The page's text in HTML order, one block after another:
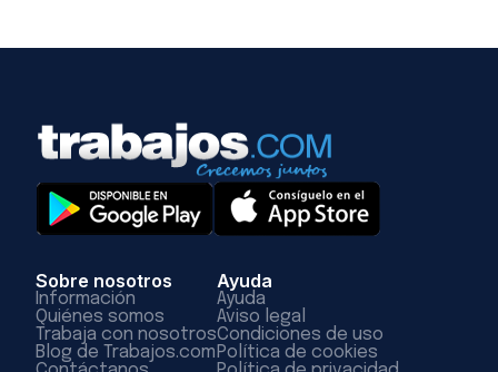
Sobre nosotros
Información
Quiénes somos
Trabaja con nosotros
Blog de Trabajos.com
Ayuda
Ayuda
Aviso legal
Condiciones de uso
Política de cookies